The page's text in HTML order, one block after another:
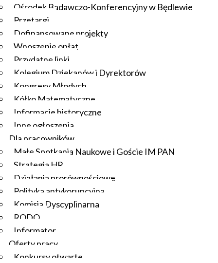
Ośrodek Badawczo-Konferencyjny w Będlewie
Przetargi
Dofinansowane projekty
Wnoszenie opłat
Przydatne linki
Kolegium Dziekanów i Dyrektorów
Kongresy Młodych
Kółko Matematyczne
Informacje historyczne
Inne ogłoszenia
Dla pracowników
Małe Spotkania Naukowe i Goście IM PAN
Strategia HR
Działania prorównościowe
Polityka antykorupcyjna
Komisja Dyscyplinarna
RODO
Informator
Oferty pracy
Konkursy otwarte